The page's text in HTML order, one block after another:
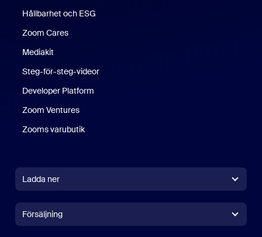
Hållbarhet och ESG
Zoom Cares
Mediakit
Steg-för-steg-videor
Developer Platform
Zoom Ventures
Zooms varubutik
Ladda ner
Zoom Rooms-appZoom Rooms-app
Försäljning